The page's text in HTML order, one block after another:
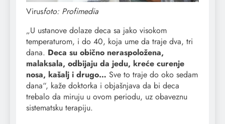
Virusfoto: Profimedia
„U ustanove dolaze deca sa jako visokom
temperaturom, i do 40, koja ume da traje dva, tri
dana. Deca su obično neraspoložena,
malaksala, odbijaju da jedu, kreće curenje
nosa, kašalj i drugo… Sve to traje do oko sedam
dana“, kaže doktorka i objašnjava da bi deca
trebalo da miruju u ovom periodu, uz obaveznu
sistematsku terapiju.